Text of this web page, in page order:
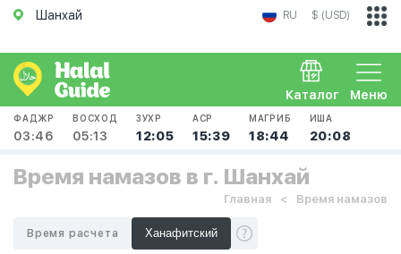
Шанхай RU $ (USD)
Меню
Каталог
ФАДЖР
03:46
ВОСХОД
05:13
ЗУХР
12:05
АСР
15:39
МАГРИБ
18:44
ИША
20:08
Время намазов в г. Шанхай
Главная Время намазов
Время расчета